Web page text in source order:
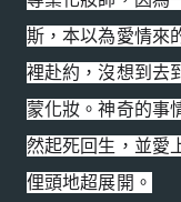
斯，本以為愛情來
裡赴約，沒想到去
蒙化妝。神奇的事
然起死回生，並愛
俚頭地超展開。